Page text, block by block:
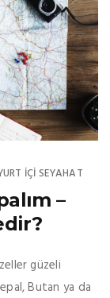
İÇİ SEYAHAT
–
güzeli
Butan ya da